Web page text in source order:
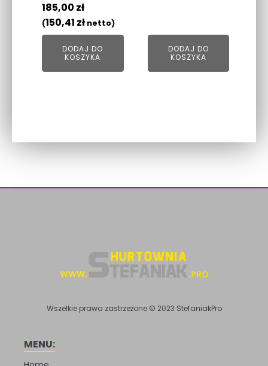
185,00 zł
(150,41 zł netto)
DODAJ DO
KOSZYKA
DODAJ DO
KOSZYKA
Wszelkie prawa zastrzeżone © 2023 StefaniakPro
MENU: